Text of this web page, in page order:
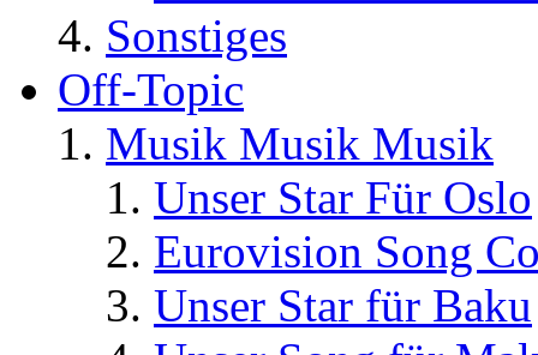
Sonstiges
Off-Topic
Musik Musik Musik
Unser Star Für Oslo
Eurovision Song
Unser Star für Baku